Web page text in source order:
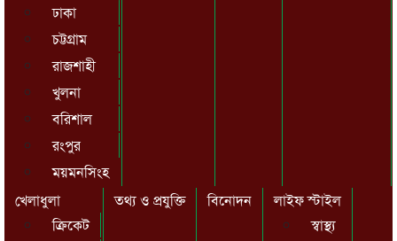
ঢাকা
চট্টগ্রাম
রাজশাহী
খুলনা
বরিশাল
রংপুর
ময়মনসিংহ
খেলাধুলা
ক্রিকেট
তথ্য ও প্রযুক্তি বিনোদন
লাইফ স্টাইল
স্বাস্থ্য